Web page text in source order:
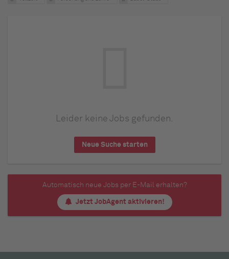
Leider keine Jobs gefunden.
Neue Suche starten
Automatisch neue Jobs per E-Mail erhalten?
Jetzt JobAgent aktivieren!